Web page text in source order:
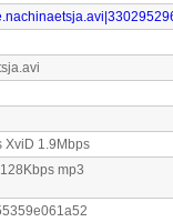
XviD 1.9Mbps
mp3